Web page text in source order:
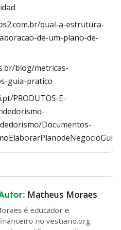
qual-a-estrutura-
de-um-plano-de-
blog/metricas-
guia-pratico
PRODUTOS-E-
Documentos-
Matheus Moraes
é educador e
no vestiario.org.